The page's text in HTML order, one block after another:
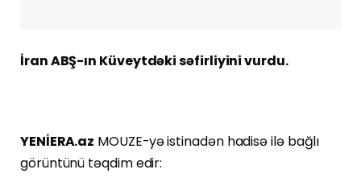
İran ABŞ-ın Küveytdəki səfirliyini vurdu.
YENİERA.az MOUZE-yə istinadən hadisə ilə bağlı
görüntünü təqdim edir: